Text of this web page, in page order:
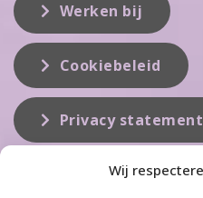
Wij
Werken bij
Cookiebeleid
Privacy statement